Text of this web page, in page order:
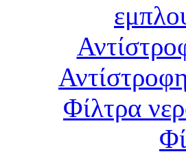
Φίλτρα